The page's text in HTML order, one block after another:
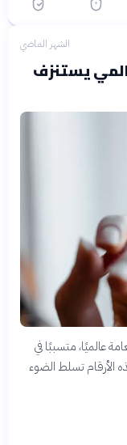
الشهر الماضي
يستنزف
عالميًا، متسببًا في
الأرقام تسلط الضوء